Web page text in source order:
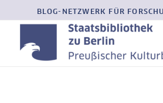
BLOG-NETZWERK FÜR